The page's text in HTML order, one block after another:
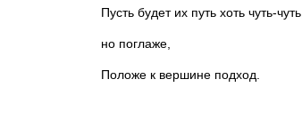
Пусть будет их путь хоть чуть-чуть,
но поглаже,
Положе к вершине подход.